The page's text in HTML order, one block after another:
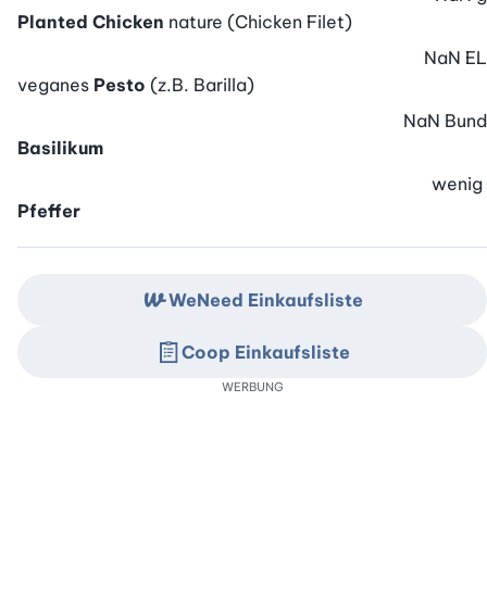
Planted Chicken nature (Chicken Filet)
veganes Pesto (z.B. Barilla)
NaN EL
Basilikum
NaN Bund
Pfeffer
wenig
WeNeed Einkaufsliste
Coop Einkaufsliste
WERBUNG